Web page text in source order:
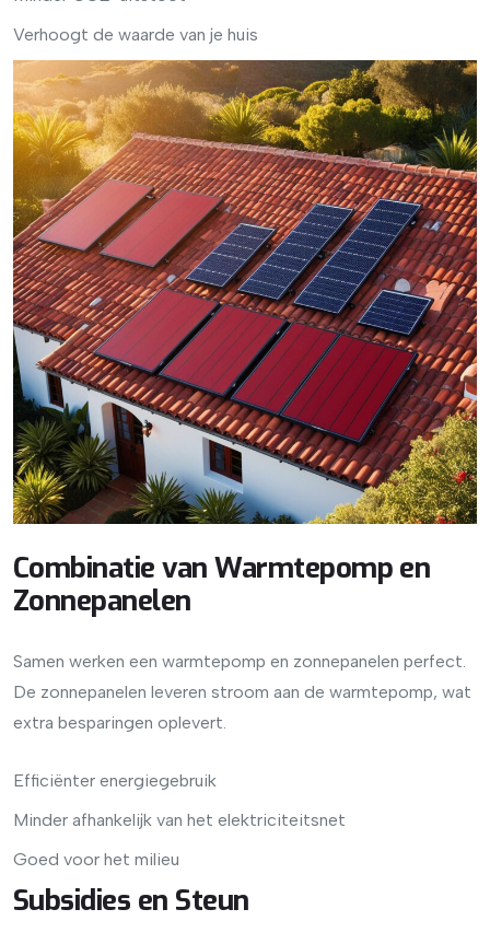
Verhoogt de waarde van je huis
Combinatie van Warmtepomp en
Zonnepanelen
Samen werken een warmtepomp en zonnepanelen perfect.
De zonnepanelen leveren stroom aan de warmtepomp, wat
extra besparingen oplevert.
Efficiënter energiegebruik
Minder afhankelijk van het elektriciteitsnet
Goed voor het milieu
Subsidies en Steun